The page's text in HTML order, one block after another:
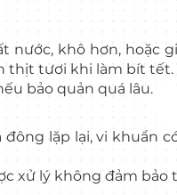
khô hơn, hoặc
thịt tươi khi làm bít tết.
bảo quản quá lâu.
lặp lại, vi khuẩn
xử lý không đảm bảo